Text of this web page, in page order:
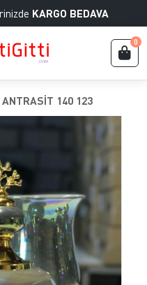
KARGO BEDAVA
0
140 123